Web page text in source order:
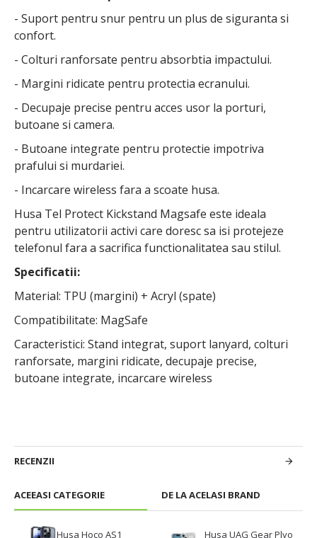
ACEEASI CATEGORIE DE LA ACELASI BRAND
Husa Hoco AS1
Husa UAG Gear Plyo
- Suport pentru snur pentru un plus de siguranta si
confort.
- Colturi ranforsate pentru absorbtia impactului.
- Margini ridicate pentru protectia ecranului.
- Decupaje precise pentru acces usor la porturi,
butoane si camera.
- Butoane integrate pentru protectie impotriva
prafului si murdariei.
- Incarcare wireless fara a scoate husa.
Husa Tel Protect Kickstand Magsafe este ideala
pentru utilizatorii activi care doresc sa isi protejeze
telefonul fara a sacrifica functionalitatea sau stilul.
Specificatii:
Material: TPU (margini) + Acryl (spate)
Compatibilitate: MagSafe
Caracteristici: Stand integrat, suport lanyard, colturi
ranforsate, margini ridicate, decupaje precise,
butoane integrate, incarcare wireless
RECENZII